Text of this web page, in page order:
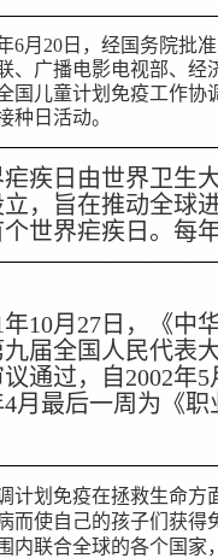
6月 20 日 ，经国务院批
、广播电影电视部、
国儿童计划免疫工作协
种日活动。
疟疾日由世界卫生
立，旨在推动全球
个世界疟疾日。每
年10月 27 日 ，《中
届全国人民代表
通过，自 2002年5
4月最后一周为《
计划免疫在拯救生命方
而使自己的孩子们获得
内联合全球的各个国家